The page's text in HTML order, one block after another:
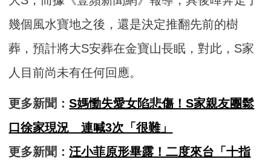
幾個風水寶地之後，還是決定推翻先前的樹
葬，預計將大S安葬在金寶山長眠，對此，S家
人目前尚未有任何回應。
更多新聞：S媽慟失愛女陷悲傷！S家親友團鬆
口徐家現況 連喊3次「很難」
更多新聞：汪小菲原形畢露！二度來台「十指